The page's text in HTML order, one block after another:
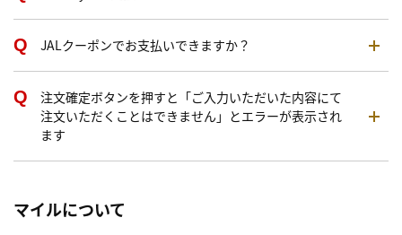
JALクーポンでお支払いできますか？
注文確定ボタンを押すと「ご入力いただいた内容にて
注文いただくことはできません」とエラーが表示され
ます
マイルについて